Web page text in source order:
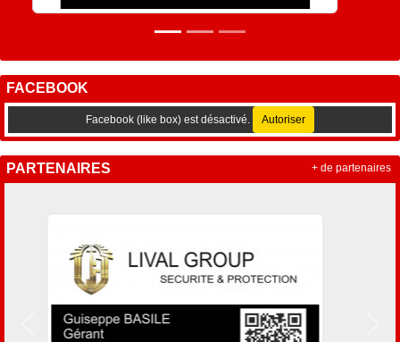
FACEBOOK
Facebook (like box) est désactivé. Autoriser
PARTENAIRES
Précedent
+ de partenaires